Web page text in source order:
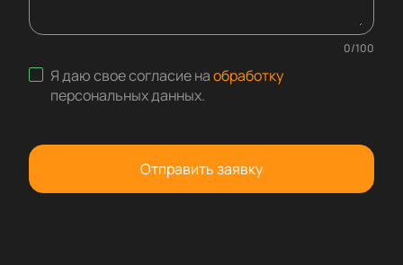
0/100
Я даю свое согласие наобработку
персональных данных.
Отправить заявку